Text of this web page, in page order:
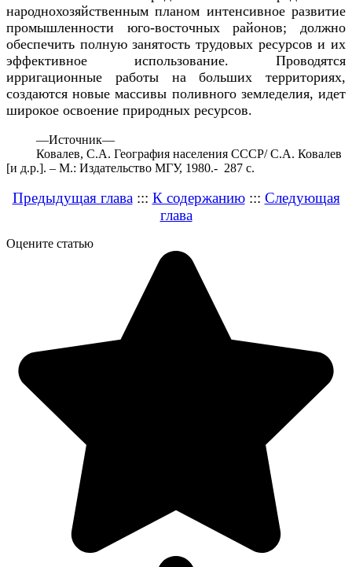
народнохозяйственным планом интенсивное развитие
промышленности юго-восточных районов; должно
обеспечить полную занятость трудовых ресурсов и их
эффективное использование. Проводятся
ирригационные работы на больших территориях,
создаются новые массивы поливного земледелия, идет
широкое освоение природных ресурсов.
—Источник—
Ковалев, С.А. География населения СССР/ С.А. Ковалев
[и д.р.]. – М.: Издательство МГУ, 1980.- 287 с.
Предыдущая глава::: К содержанию::: Следующая
глава
Оцените статью